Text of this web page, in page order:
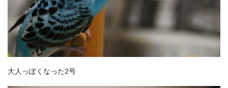
大人っぽくなった2号